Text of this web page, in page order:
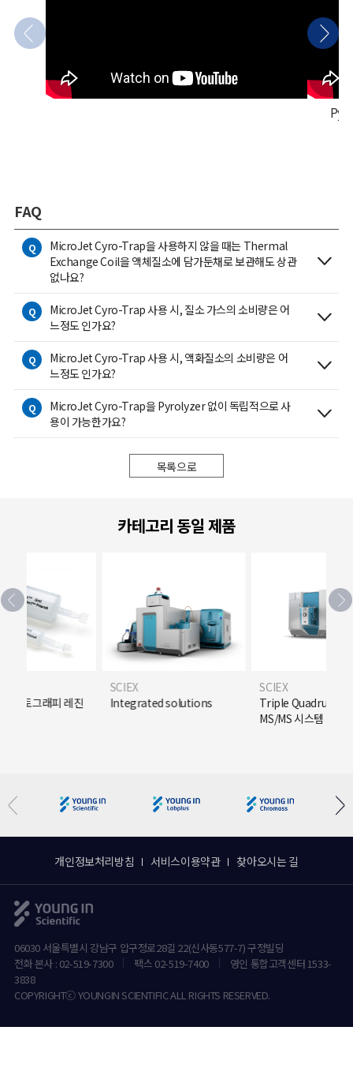
Py-
FAQ
Q
MicroJet Cyro-Trap을 사용하지 않을 때는 Thermal
Exchange Coil을 액체질소에 담가둔채로 보관해도 상관
없나요?
Q
MicroJet Cyro-Trap 사용 시, 질소 가스의 소비량은 어
느정도 인가요?
Q
MicroJet Cyro-Trap 사용 시, 액화질소의 소비량은 어
느정도 인가요?
Q
MicroJet Cyro-Trap을 Pyrolyzer 없이 독립적으로 사
용이 가능한가요?
목록으로
카테고리 동일 제품
마토그래피 레진
SCIEX
Integrated solutions
SCIEX
Triple Quadrupole
MS/MS 시스템
개인정보처리방침 서비스이용약관 찾아오시는 길
06030 서울특별시 강남구 압구정로28길 22(신사동577-7) 구정빌딩
전화 본사 : 02-519-7300
팩스 02-519-7400
영인 통합고객센터 1533-
3838
COPYRIGHTⓒ YOUNGIN SCIENTIFIC ALL RIGHTS RESERVED.